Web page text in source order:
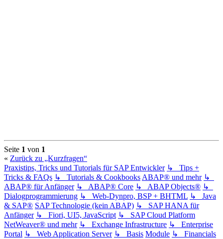
Seite 1 von 1
« Zurück zu „Kurzfragen“
Praxistips, Tricks und Tutorials für SAP Entwickler ↳ Tips +
Tricks & FAQs ↳ Tutorials & Cookbooks ABAP® und mehr ↳
ABAP® für Anfänger ↳ ABAP® Core ↳ ABAP Objects® ↳
Dialogprogrammierung ↳ Web-Dynpro, BSP + BHTML ↳ Java
& SAP® SAP Technologie (kein ABAP) ↳ SAP HANA für
Anfänger ↳ Fiori, UI5, JavaScript ↳ SAP Cloud Platform
NetWeaver® und mehr ↳ Exchange Infrastructure ↳ Enterprise
Portal ↳ Web Application Server ↳ Basis Module ↳ Financials